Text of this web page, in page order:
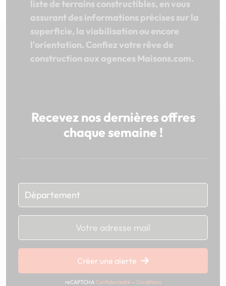
liste de terrains constructibles, en vous
assurant des informations précises sur la
superficie, la viabilisation ou encore
l'orientation. Confiez votre rêve de
construction aux agences Maisons.com.
Recevez nos dernières offres
chaque semaine !
Chargement...
Créer une alerte
reCAPTCHA Confidentialité - Conditions